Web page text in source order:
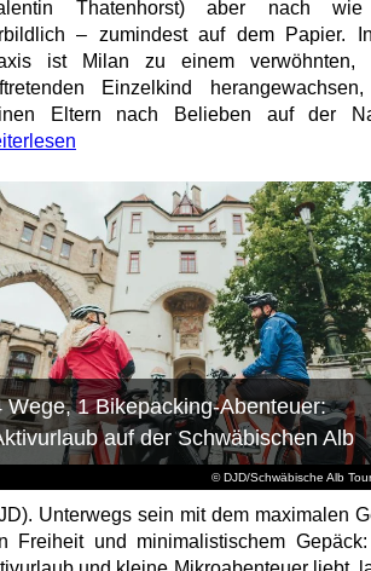
Thatenhorst) aber nach
– zumindest auf dem Papier.
ist Milan zu einem verwöhnten,
Einzelkind
Eltern nach Belieben auf der
© DJD/Schwäbische Alb
Wege, 1 Bikepacking-Abenteuer:
auf der Schwäbischen Alb
Unterwegs sein mit dem maximalen
Freiheit und minimalistischem